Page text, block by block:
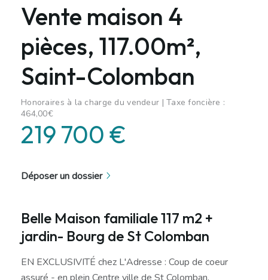
Vente maison 4
pièces, 117.00m²,
Saint-Colomban
Honoraires à la charge du vendeur | Taxe foncière :
464,00€
219 700 €
Déposer un dossier
Belle Maison familiale 117 m2 +
jardin- Bourg de St Colomban
EN EXCLUSIVITÉ chez L'Adresse : Coup de coeur